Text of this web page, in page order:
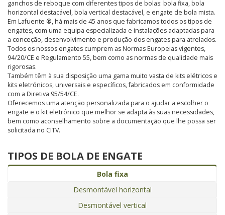
ganchos de reboque com diferentes tipos de bolas: bola fixa, bola
horizontal destacável, bola vertical destacável, e engate de bola mista.
Em Lafuente ®, há mais de 45 anos que fabricamos todos os tipos de
engates, com uma equipa especializada e instalações adaptadas para
a conceção, desenvolvimento e produção dos engates para atrelados.
Todos os nossos engates cumprem as Normas Europeias vigentes,
94/20/CE e Regulamento 55, bem como as normas de qualidade mais
rigorosas.
Também têm à sua disposição uma gama muito vasta de kits elétricos e
kits eletrónicos, universais e específicos, fabricados em conformidade
com a Diretiva 95/54/CE.
Oferecemos uma atenção personalizada para o ajudar a escolher o
engate e o kit eletrónico que melhor se adapta às suas necessidades,
bem como aconselhamento sobre a documentação que lhe possa ser
solicitada no CITV.
TIPOS DE BOLA DE ENGATE
Bola fixa
Desmontável horizontal
Desmontável vertical